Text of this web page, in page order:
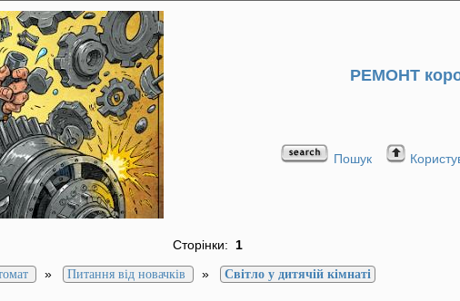
РЕМОНТ
Пошук
Сторінки: 1
» Питання від новачків » Світло у дитячій кімнаті